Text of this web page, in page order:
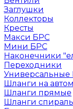
Заглушки
Коллекторы
Кресты
Макси БРС
Мини БРС
Наконечники
Переходники
Универсальные
Шланги на
Шланги прямые
Шланги